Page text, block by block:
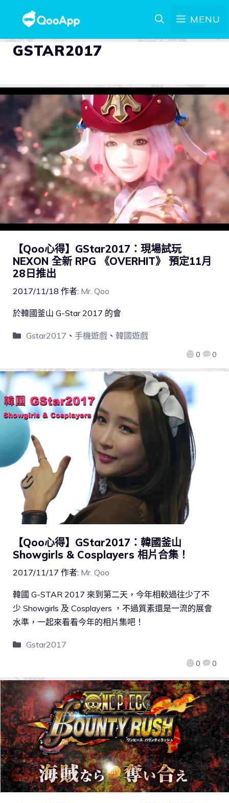
MENU
GSTAR2017
【Qoo心得】GStar2017：現場試玩
NEXON 全新 RPG 《OVERHIT》 預定11月
28日推出
2017/11/18 作者: Mr. Qoo
0 0
於韓國釜山 G-Star 2017 的會
Gstar2017 、 手機遊戲、 韓國遊戲
【Qoo心得】GStar2017：韓國釜山
Showgirls & Cosplayers 相片合集！
2017/11/17 作者: Mr. Qoo
0 0
韓國 G-STAR 2017 來到第二天，今年相較過往少了不
少 Showgirls 及 Cosplayers ，不過質素還是一流的展會
水準，一起來看看今年的相片集吧！
Gstar2017